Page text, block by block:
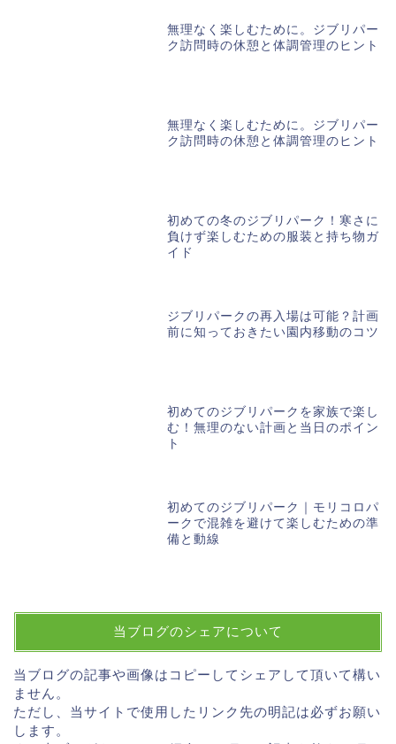
無理なく楽しむために。ジブリパー
ク訪問時の休憩と体調管理のヒント
無理なく楽しむために。ジブリパー
ク訪問時の休憩と体調管理のヒント
初めての冬のジブリパーク！寒さに
負けず楽しむための服装と持ち物ガ
イド
ジブリパークの再入場は可能？計画
前に知っておきたい園内移動のコツ
初めてのジブリパークを家族で楽し
む！無理のない計画と当日のポイン
ト
初めてのジブリパーク｜モリコロパ
ークで混雑を避けて楽しむための準
備と動線
当ブログのシェアについて
当ブログの記事や画像はコピーしてシェアして頂いて構い
ません。
ただし、当サイトで使用したリンク先の明記は必ずお願い
します。